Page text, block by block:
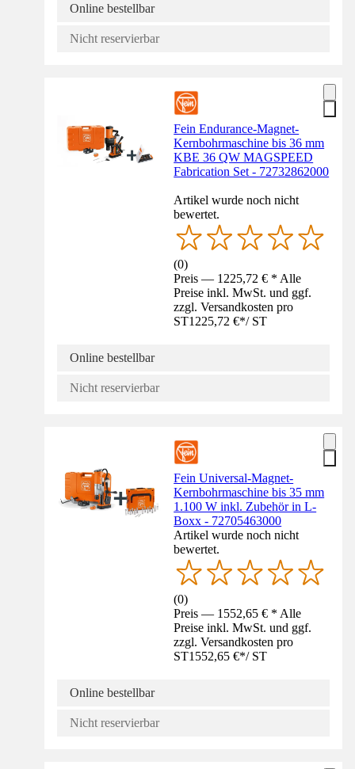
Online bestellbar
Nicht reservierbar
Fein Endurance-Magnet-
Kernbohrmaschine bis 36 mm
KBE 36 QW MAGSPEED
Fabrication Set - 72732862000
Artikel wurde noch nicht
bewertet.
(0)
Preis — 1225,72 € * Alle
Preise inkl. MwSt. und ggf.
zzgl. Versandkosten pro
ST1225,72 €*/ ST
Online bestellbar
Nicht reservierbar
Fein Universal-Magnet-
Kernbohrmaschine bis 35 mm
1.100 W inkl. Zubehör in L-
Boxx - 72705463000
Artikel wurde noch nicht
bewertet.
(0)
Preis — 1552,65 € * Alle
Preise inkl. MwSt. und ggf.
zzgl. Versandkosten pro
ST1552,65 €*/ ST
Online bestellbar
Nicht reservierbar